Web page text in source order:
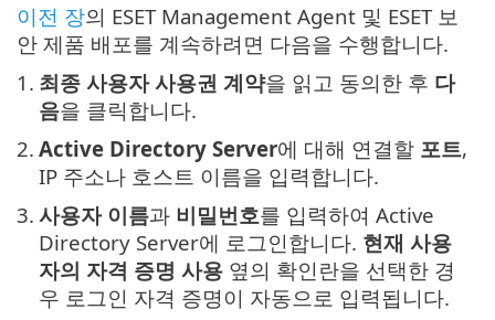
이전 장의 ESET Management Agent 및 ESET 보
안 제품 배포를 계속하려면 다음을 수행합니다.
1. 최종 사용자 사용권 계약을 읽고 동의한 후 다
음을 클릭합니다.
2. Active Directory Server에 대해 연결할 포트,
IP 주소나 호스트 이름을 입력합니다.
3. 사용자 이름과 비밀번호를 입력하여 Active
Directory Server에 로그인합니다. 현재 사용
자의 자격 증명 사용 옆의 확인란을 선택한 경
우 로그인 자격 증명이 자동으로 입력됩니다.